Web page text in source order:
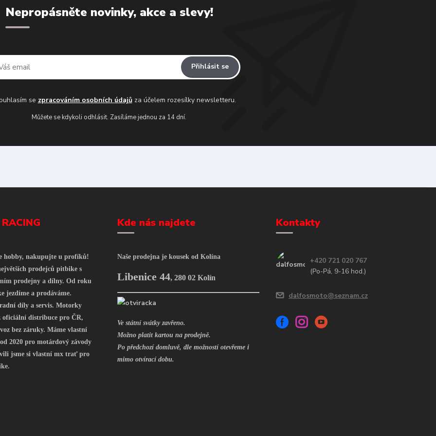
Nepropásněte novinky, akce a slevy!
Přihlásit se
se zpracováním osobních údajůza účelem rozesílky newsletteru.
Můžete se kdykoli odhlásit. Zasíláme jednou za 14 dní.
hobby, nakupujte u profíků!
prodejců pitbike s
prodejny a dílny. Od roku
jezdíme a prodáváme.
díly a servis. Motorky
oficiální distribuce pro ČR,
bez záruky. Máme vlastní
2020 pro motárdový závody
jsme si vlastní mx trať pro
Kde nás najdete
Naše prodejna je kousek od Kolína
Libenice 44, 280 02 Kolín
Ve státní svátky zavřeno.
Možno platit kartou na prodejně.
Po předchozí domluvě, dle možností otevřeme i
mimo otvírací dobu.
Kontakty
+420 721 020 767
(Po-Pá, 9-16 hod.)
dalfosmoto@seznam.cz